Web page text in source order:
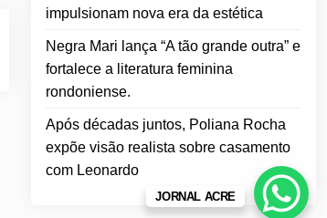
impulsionam nova era da estética
Negra Mari lança “A tão grande outra” e
fortalece a literatura feminina
rondoniense.
Após décadas juntos, Poliana Rocha
expõe visão realista sobre casamento
com Leonardo
JORNAL ACRE